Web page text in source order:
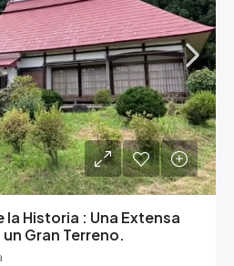
la Historia : Una Extensa
Gran Terreno.